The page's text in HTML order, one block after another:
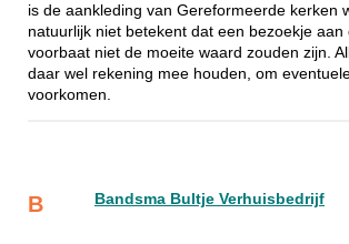
is de aankleding van Gereformeerde kerken
natuurlijk niet betekent dat een bezoekje aan
voorbaat niet de moeite waard zouden zijn.
daar wel rekening mee houden, om
voorkomen.
B Bandsma Bultje Verhuisbedrijf